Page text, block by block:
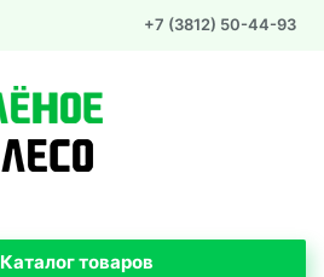
+7 (3812) 50-44-93
Каталог товаров